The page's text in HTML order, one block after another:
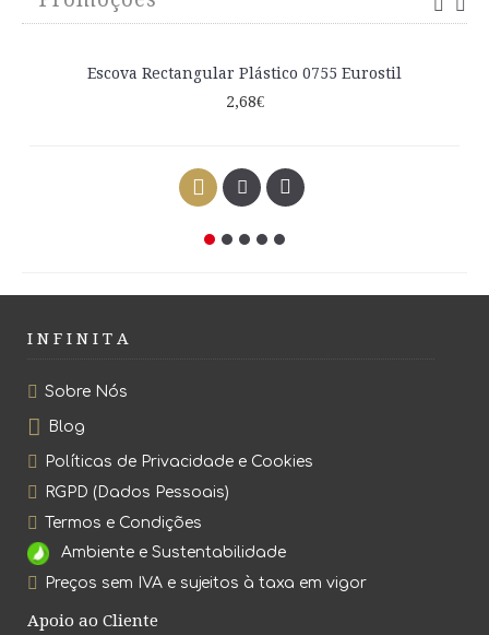
Escova Rectangular Plástico 0755 Eurostil
2,68€
I N F I N I T A
Sobre Nós
Blog
Políticas de Privacidade e Cookies
RGPD (Dados Pessoais)
Termos e Condições
Ambiente e Sustentabilidade
Preços sem IVA e sujeitos à taxa em vigor
Apoio ao Cliente